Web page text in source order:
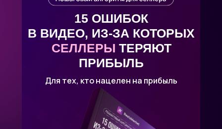
Для тех, кто нацелен на прибыль
15 ОШИБОК
В ВИДЕО, ИЗ-ЗА КОТОРЫХ
СЕЛЛЕРЫ ТЕРЯЮТ
ПРИБЫЛЬ